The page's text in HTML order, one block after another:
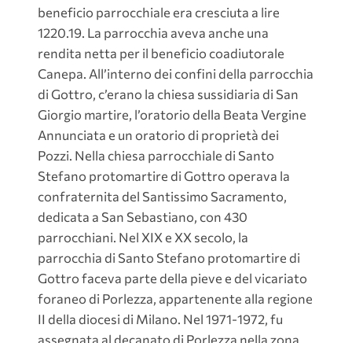
beneficio parrocchiale era cresciuta a lire
1220.19. La parrocchia aveva anche una
rendita netta per il beneficio coadiutorale
Canepa. All’interno dei confini della parrocchia
di Gottro, c’erano la chiesa sussidiaria di San
Giorgio martire, l’oratorio della Beata Vergine
Annunciata e un oratorio di proprietà dei
Pozzi. Nella chiesa parrocchiale di Santo
Stefano protomartire di Gottro operava la
confraternita del Santissimo Sacramento,
dedicata a San Sebastiano, con 430
parrocchiani. Nel XIX e XX secolo, la
parrocchia di Santo Stefano protomartire di
Gottro faceva parte della pieve e del vicariato
foraneo di Porlezza, appartenente alla regione
II della diocesi di Milano. Nel 1971-1972, fu
assegnata al decanato di Porlezza nella zona